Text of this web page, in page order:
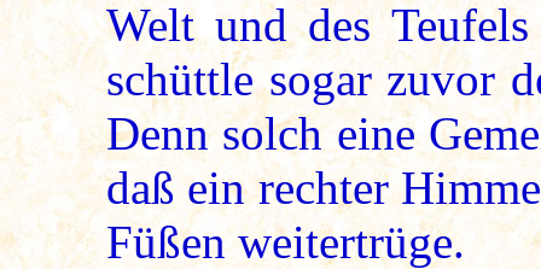
Welt und des
schüttle sogar zuvor
Denn solch eine
daß ein rechter
Füßen weitertrüge.